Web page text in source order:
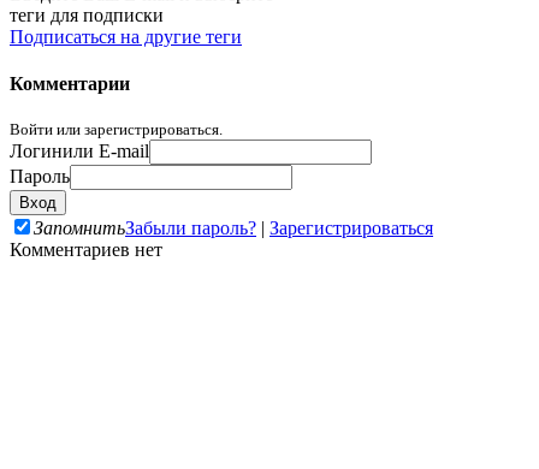
теги для подписки
Подписаться на другие теги
Комментарии
Войти или зарегистрироваться.
Логинили E-mail
Пароль
ЗапомнитьЗабыли пароль? | Зарегистрироваться
Комментариев нет